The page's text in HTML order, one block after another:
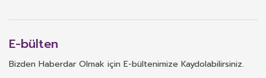
E-bülten
Bizden Haberdar Olmak için E-bültenimize Kaydolabilirsiniz.